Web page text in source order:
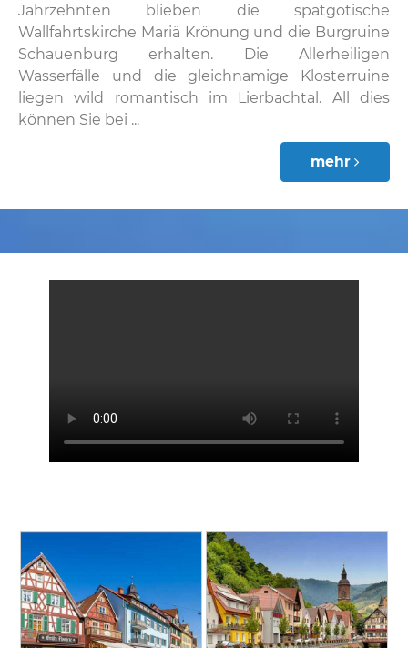
Jahrzehnten blieben die spätgotische
Wallfahrtskirche Mariä Krönung und die Burgruine
Schauenburg erhalten. Die Allerheiligen
Wasserfälle und die gleichnamige Klosterruine
liegen wild romantisch im Lierbachtal. All dies
können Sie bei ...
mehr